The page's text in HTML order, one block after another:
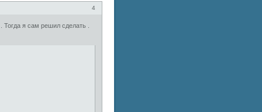
4
я сам решил сделать .